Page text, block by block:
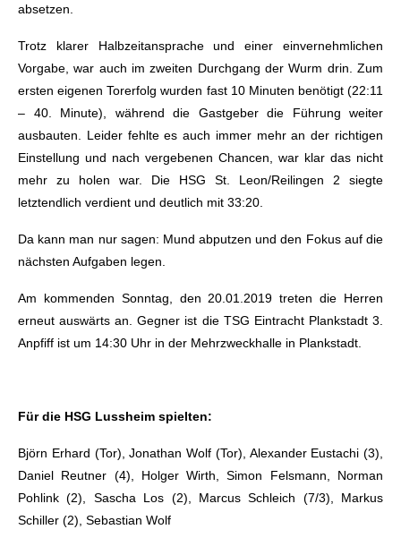
absetzen.
Trotz klarer Halbzeitansprache und einer einvernehmlichen
Vorgabe, war auch im zweiten Durchgang der Wurm drin. Zum
ersten eigenen Torerfolg wurden fast 10 Minuten benötigt (22:11
– 40. Minute), während die Gastgeber die Führung weiter
ausbauten. Leider fehlte es auch immer mehr an der richtigen
Einstellung und nach vergebenen Chancen, war klar das nicht
mehr zu holen war. Die HSG St. Leon/Reilingen 2 siegte
letztendlich verdient und deutlich mit 33:20.
Da kann man nur sagen: Mund abputzen und den Fokus auf die
nächsten Aufgaben legen.
Am kommenden Sonntag, den 20.01.2019 treten die Herren
erneut auswärts an. Gegner ist die TSG Eintracht Plankstadt 3.
Anpfiff ist um 14:30 Uhr in der Mehrzweckhalle in Plankstadt.
Für die HSG Lussheim spielten:
Björn Erhard (Tor), Jonathan Wolf (Tor), Alexander Eustachi (3),
Daniel Reutner (4), Holger Wirth, Simon Felsmann, Norman
Pohlink (2), Sascha Los (2), Marcus Schleich (7/3), Markus
Schiller (2), Sebastian Wolf